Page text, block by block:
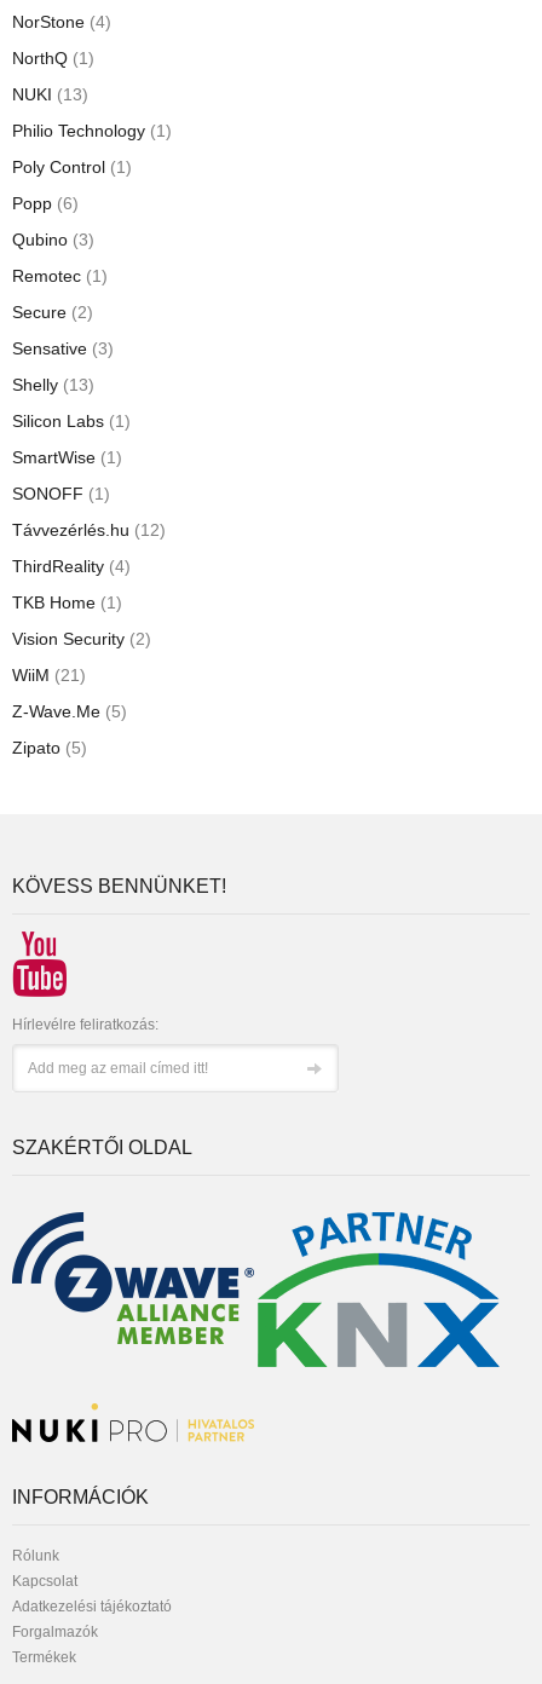
NorStone (4)
NorthQ (1)
NUKI (13)
Philio Technology (1)
Poly Control (1)
Popp (6)
Qubino (3)
Remotec (1)
Secure (2)
Sensative (3)
Shelly (13)
Silicon Labs (1)
SmartWise (1)
SONOFF (1)
Távvezérlés.hu (12)
ThirdReality (4)
TKB Home (1)
Vision Security (2)
WiiM (21)
Z-Wave.Me (5)
Zipato (5)
KÖVESS BENNÜNKET!
Hírlevélre feliratkozás:
SZAKÉRTŐI OLDAL
INFORMÁCIÓK
Rólunk
Kapcsolat
Adatkezelési tájékoztató
Forgalmazók
Termékek